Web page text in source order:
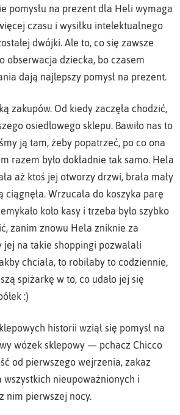
pomysłu na prezent dla Heli wymaga
czasu i wysiłku intelektualnego
dwójki. Ale to, co się zawsze
obserwacja dziecka, bo czasem
dają najlepszy pomysł na prezent.
zakupów. Od kiedy zaczęła chodzić,
osiedlowego sklepu. Bawiło nas to
ją tam, żeby popatrzeć, po co ona
razem było dokładnie tak samo. Hela
aż ktoś jej otworzy drzwi, brała mały
ciągnęła. Wrzucała do koszyka parę
koło kasy i trzeba było szybko
zanim znowu Hela zniknie za
jej na takie shoppingi pozwalali
chciała, to robiłaby to codziennie,
spiżarkę w to, co udało jej się
:)
historii wziął się pomysł na
wózek sklepowy — pchacz Chicco
od pierwszego wejrzenia, zakaz
nieupoważnionych i
nim pierwszej nocy.